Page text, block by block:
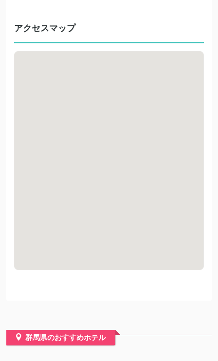
アクセスマップ
群馬県のおすすめホテル